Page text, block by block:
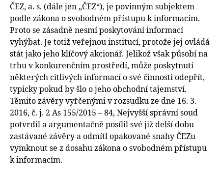
ČEZ, a. s. (dále jen „ČEZ“), je povinným subjektem
podle zákona o svobodném přístupu k informacím.
Proto se zásadně nesmí poskytování informací
vyhýbat. Je totiž veřejnou institucí, protože jej ovládá
stát jako jeho klíčový akcionář. Jelikož však působí na
trhu v konkurenčním prostředí, může poskytnutí
některých citlivých informací o své činnosti odepřít,
typicky pokud by šlo o jeho obchodní tajemství.
Těmito závěry vyřčenými v rozsudku ze dne 16. 3.
2016, č. j. 2 As 155/2015 – 84, Nejvyšší správní soud
potvrdil a argumentačně posílil své již delší dobu
zastávané závěry a odmítl opakované snahy ČEZu
vymknout se z dosahu zákona o svobodném přístupu
k informacím.